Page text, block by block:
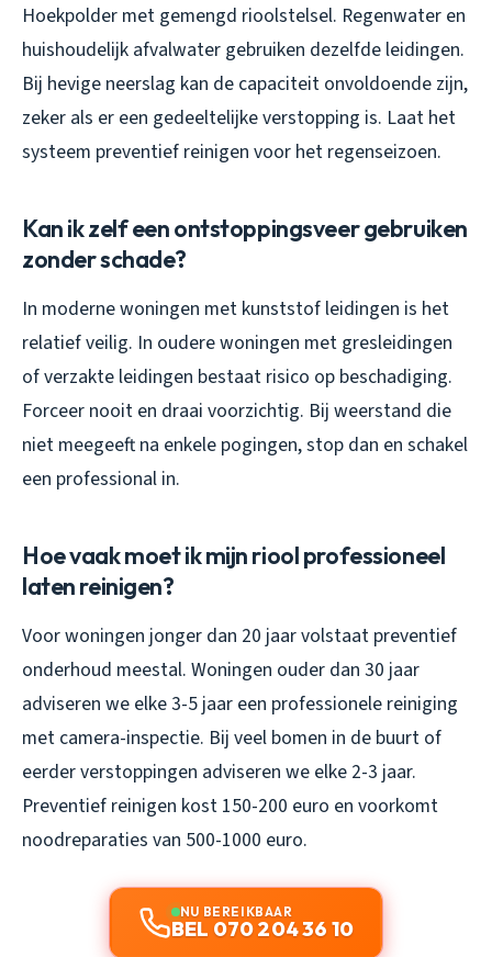
Hoekpolder met gemengd rioolstelsel. Regenwater en
huishoudelijk afvalwater gebruiken dezelfde leidingen.
Bij hevige neerslag kan de capaciteit onvoldoende zijn,
zeker als er een gedeeltelijke verstopping is. Laat het
systeem preventief reinigen voor het regenseizoen.
Kan ik zelf een ontstoppingsveer gebruiken
zonder schade?
In moderne woningen met kunststof leidingen is het
relatief veilig. In oudere woningen met gresleidingen
of verzakte leidingen bestaat risico op beschadiging.
Forceer nooit en draai voorzichtig. Bij weerstand die
niet meegeeft na enkele pogingen, stop dan en schakel
een professional in.
Hoe vaak moet ik mijn riool professioneel
laten reinigen?
Voor woningen jonger dan 20 jaar volstaat preventief
onderhoud meestal. Woningen ouder dan 30 jaar
adviseren we elke 3-5 jaar een professionele reiniging
met camera-inspectie. Bij veel bomen in de buurt of
eerder verstoppingen adviseren we elke 2-3 jaar.
Preventief reinigen kost 150-200 euro en voorkomt
noodreparaties van 500-1000 euro.
NU BEREIKBAAR
BEL 070 204 36 10